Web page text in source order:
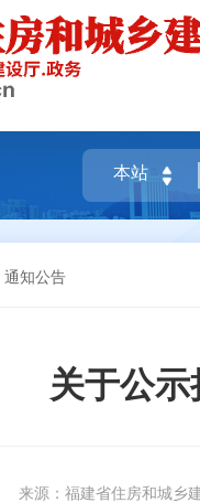
通知公告
关于公
来源：福建省住房和城乡